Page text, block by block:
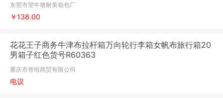
东莞市望牛墩耐美箱包厂
￥138.00
花花王子商务牛津布拉杆箱万向轮行李箱女帆布旅行箱20
男箱子红色货号R60363
重庆市答啦商贸有限公司
电议